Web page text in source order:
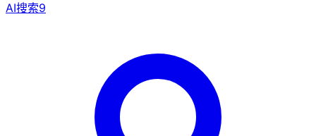
AI搜索9